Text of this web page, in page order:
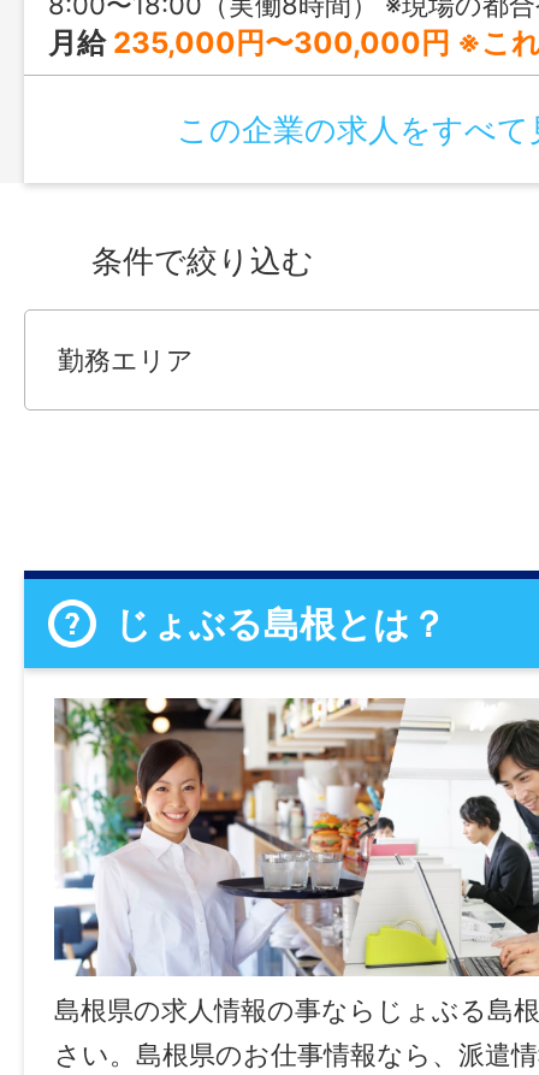
月給 235,000円〜300,000円 ※これまでの経験や年齢など
この企業の求人をすべて
条件で絞り込む
勤務エリア
じょぶる島根とは？
島根県の求人情報の事ならじょぶる島
さい。島根県のお仕事情報なら、派遣